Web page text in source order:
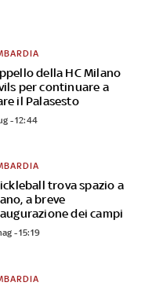
della HC Milano
per continuare a
il Palasesto
- 12:44
trova spazio a
a breve
dei campi
- 15:19